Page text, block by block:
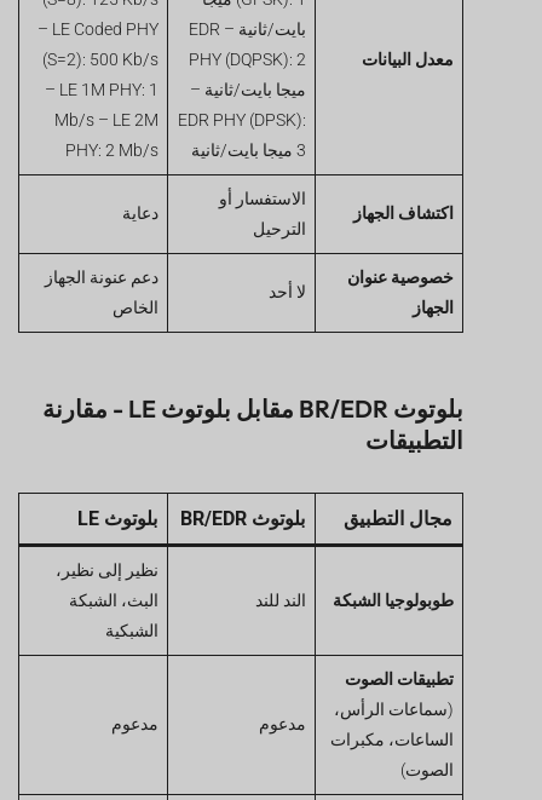
معدل البيانات
بايت/ثانية – EDR
PHY (DQPSK): 2
ميجا بايت/ثانية –
EDR PHY (DPSK):
3 ميجا بايت/ثانية
– LE Coded PHY
(S=2): 500 Kb/s
– LE 1M PHY: 1
Mb/s – LE 2M
PHY: 2 Mb/s
اكتشاف الجهاز
الاستفسار أو
الترحيل
دعاية
خصوصية عنوان
الجهاز
لا أحد
دعم عنونة الجهاز
الخاص
بلوتوث BR/EDR مقابل بلوتوث LE - مقارنة
التطبيقات
مجال التطبيق بلوتوث BR/EDR بلوتوث LE
طوبولوجيا الشبكة الند للند
نظير إلى نظير،
البث، الشبكة
الشبكية
تطبيقات الصوت
(سماعات الرأس،
الساعات، مكبرات
الصوت)
مدعوم مدعوم